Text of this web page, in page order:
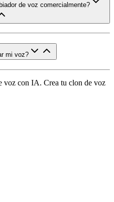
de voz comercialmente?
mi voz?
voz con IA. Crea tu clon de voz